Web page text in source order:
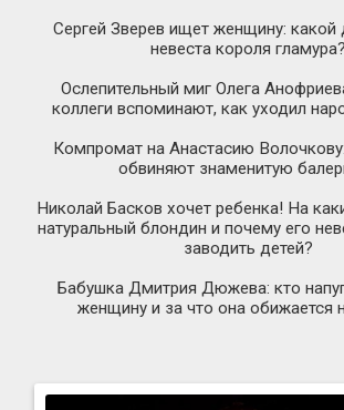
Сергей Зверев ищет женщину:
невеста короля гламура?
Ослепительный миг Олега
коллеги вспоминают, как уходил
Компромат на Анастасию
обвиняют знаменитую
Николай Басков хочет ребенка! На
натуральный блондин и почему его
заводить детей?
Бабушка Дмитрия Дюжева: кто
женщину и за что она обижается